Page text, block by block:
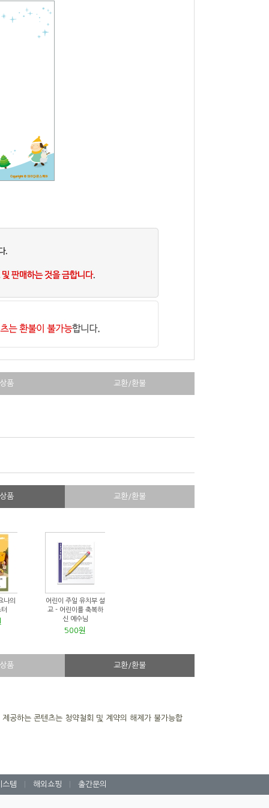
품 교환/환불
품 교환/환불
나의
어린이 주일 유치부 설
교 - 어린이를 축복하
신 예수님
500원
품 교환/환불
공하는 콘텐츠는 청약철회 및 계약의 해제가 불가능합
스템 해외쇼핑 출간문의